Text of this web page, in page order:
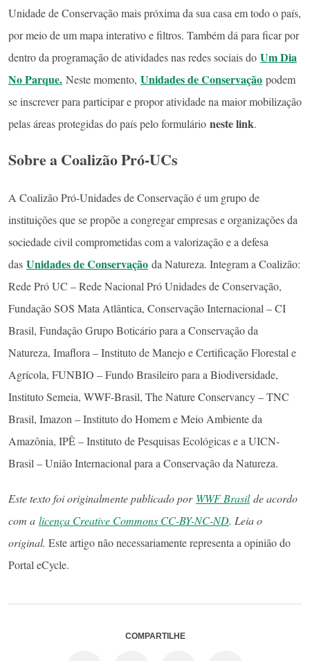
Unidade de Conservação mais próxima da sua casa em todo o país,
por meio de um mapa interativo e filtros. Também dá para ficar por
dentro da programação de atividades nas redes sociais do Um Dia
No Parque. Neste momento, Unidades de Conservação podem
se inscrever para participar e propor atividade na maior mobilização
pelas áreas protegidas do país pelo formulário neste link.
Sobre a Coalizão Pró-UCs
A Coalizão Pró-Unidades de Conservação é um grupo de
instituições que se propõe a congregar empresas e organizações da
sociedade civil comprometidas com a valorização e a defesa
das Unidades de Conservação da Natureza. Integram a Coalizão:
Rede Pró UC – Rede Nacional Pró Unidades de Conservação,
Fundação SOS Mata Atlântica, Conservação Internacional – CI
Brasil, Fundação Grupo Boticário para a Conservação da
Natureza, Imaflora – Instituto de Manejo e Certificação Florestal e
Agrícola, FUNBIO – Fundo Brasileiro para a Biodiversidade,
Instituto Semeia, WWF-Brasil, The Nature Conservancy – TNC
Brasil, Imazon – Instituto do Homem e Meio Ambiente da
Amazônia, IPÊ – Instituto de Pesquisas Ecológicas e a UICN-
Brasil – União Internacional para a Conservação da Natureza.
Este texto foi originalmente publicado por WWF Brasilde acordo
com a licença Creative Commons CC-BY-NC-ND. Leia o
original. Este artigo não necessariamente representa a opinião do
Portal eCycle.
COMPARTILHE